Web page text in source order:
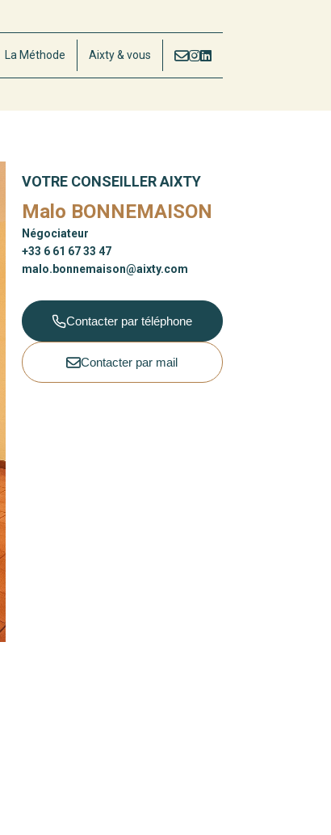
La Méthode Aixty & vous
VOTRE CONSEILLER AIXTY
Malo BONNEMAISON
Négociateur
+33 6 61 67 33 47
malo.bonnemaison@aixty.com
Contacter par téléphone
Contacter par mail